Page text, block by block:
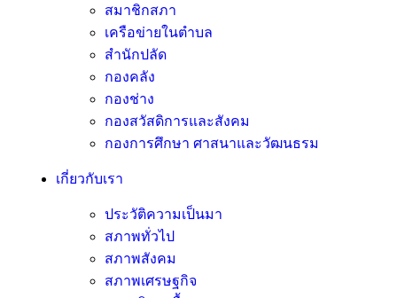
สมาชิกสภา
เครือข่ายในตำบล
สำนักปลัด
กองคลัง
กองช่าง
กองสวัสดิการและสังคม
กองการศึกษา ศาสนาและวัฒนธรม
เกี่ยวกับเรา
ประวัติความเป็นมา
สภาพทั่วไป
สภาพสังคม
สภาพเศรษฐกิจ